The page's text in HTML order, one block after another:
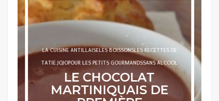
LA CUISINE ANTILLAISELES BOISSONSLES RECETTES DE
TATIE JOJOPOUR LES PETITS GOURMANDSSANS ALCOOL
LE CHOCOLAT
MARTINIQUAIS DE